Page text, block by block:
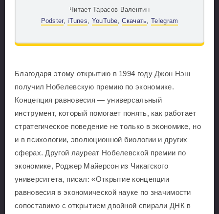
Читает Тарасов Валентин
Podster,iTunes, YouTube,Скачать,Telegram
Благодаря этому открытию в 1994 году Джон Нэш
получил Нобелевскую премию по экономике.
Концепция равновесия — универсальный
инструмент, который помогает понять, как работает
стратегическое поведение не только в экономике, но
и в психологии, эволюционной биологии и других
сферах. Другой лауреат Нобелевской премии по
экономике, Роджер Майерсон из Чикагского
университета, писал: «Открытие концепции
равновесия в экономической науке по значимости
сопоставимо с открытием двойной спирали ДНК в